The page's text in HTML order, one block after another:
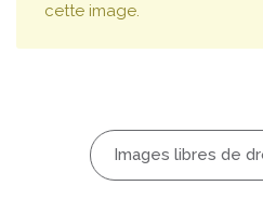
cette image.
Images libres de